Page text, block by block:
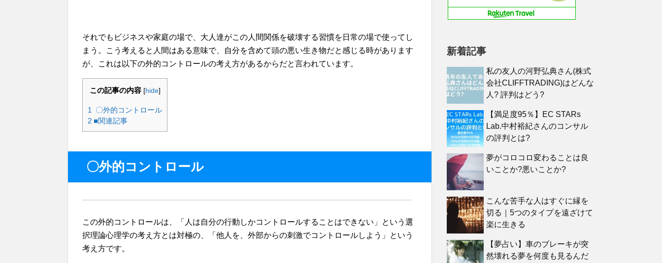
それでもビジネスや家庭の場で、大人達がこの人間関係を破壊する習慣を日常の場で使ってし
まう。こう考えると人間はある意味で、自分を含めて頭の悪い生き物だと感じる時があります
が、これは以下の外的コントロールの考え方があるからだと言われています。
この記事の内容 [hide]
1 〇外的コントロール
2 ■関連記事
〇外的コントロール
この外的コントロールは、「人は自分の行動しかコントロールすることはできない」という選
択理論心理学の考え方とは対極の、「他人を、外部からの刺激でコントロールしよう」という
考え方です。
新着記事
私の友人の河野弘典さん(株式
会社CLIFFTRADING)はどんな
人? 評判はどう?
【満足度95％】EC STARs
Lab.中村裕紀さんのコンサル
の評判とは?
夢がコロコロ変わることは良
いことか?悪いことか?
こんな苦手な人はすぐに縁を
切る｜5つのタイプを遠ざけて
楽に生きる
【夢占い】車のブレーキが突
然壊れる夢を何度も見るんだ